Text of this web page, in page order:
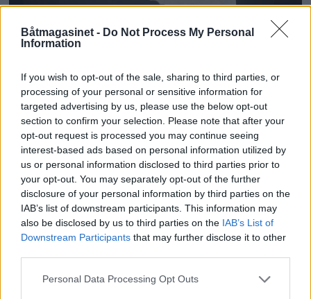
Båtmagasinet - Do Not Process My Personal
Information
If you wish to opt-out of the sale, sharing to third parties, or
processing of your personal or sensitive information for
targeted advertising by us, please use the below opt-out
section to confirm your selection. Please note that after your
opt-out request is processed you may continue seeing
interest-based ads based on personal information utilized by
us or personal information disclosed to third parties prior to
your opt-out. You may separately opt-out of the further
disclosure of your personal information by third parties on the
IAB’s list of downstream participants. This information may
also be disclosed by us to third parties on the IAB’s List of
Downstream Participants that may further disclose it to other
Personal Data Processing Opt Outs
PLUS
- Kysten er underfortalt
- Alle har en bestefar i Lofoten, sier Elin
Sander. Alle i Norge har en relasjon til Kysten.
Møt produsent og regissør bak filmen
Havfolket.